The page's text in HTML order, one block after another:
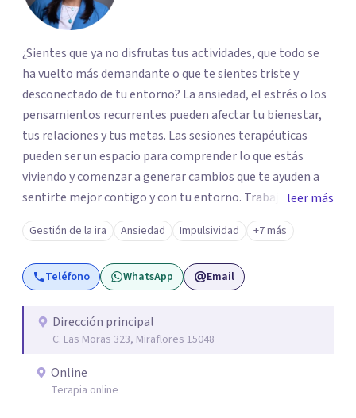
¿Sientes que ya no disfrutas tus actividades, que todo se
ha vuelto más demandante o que te sientes triste y
desconectado de tu entorno? La ansiedad, el estrés o los
pensamientos recurrentes pueden afectar tu bienestar,
tus relaciones y tus metas. Las sesiones terapéuticas
pueden ser un espacio para comprender lo que estás
viviendo y comenzar a generar cambios que te ayuden a
sentirte mejor contigo y con tu entorno. Trabajo desde
un enfoque integrador con técnicas Cognitivo-
Conductuales, Arteterapia Gestalt y Terapia de Familia y
Pareja, adaptando cada proceso a tus necesidades.
Acompaño a adultos que atraviesan ansiedad, depresión,
motivación y otras situaciones que interfieren en su vida
personal, familiar, laboral o social. Si deseas iniciar este
leer más
Gestión de la ira Ansiedad Impulsividad +7 más
Teléfono WhatsApp Email
Dirección principal
C. Las Moras 323, Miraflores 15048
Online
Terapia online